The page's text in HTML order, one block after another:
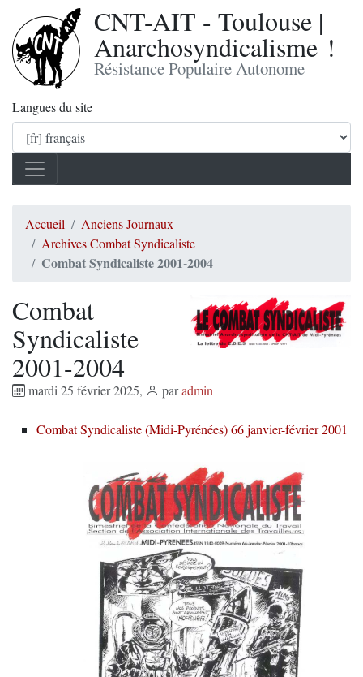
CNT-AIT - Toulouse |
Anarchosyndicalisme !
Résistance Populaire Autonome
Langues du site
Accueil
Anciens Journaux
Archives Combat Syndicaliste
Combat Syndicaliste 2001-2004
Combat
Syndicaliste
2001-2004
mardi 25 février 2025, paradmin
Combat Syndicaliste (Midi-Pyrénées) 66 janvier-février 2001